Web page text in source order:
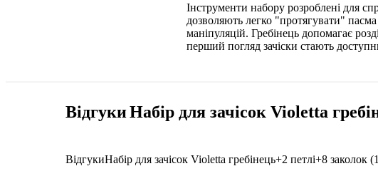
Інструменти набору розроблені для
дозволяють легко "протягувати"
маніпуляцій. Гребінець допомагає
перший погляд зачіски стають
ВідгукиНабір для зачісок Violetta
ВідгукиНабір для зачісок Violetta гребінець+2 петлі+8 заколок